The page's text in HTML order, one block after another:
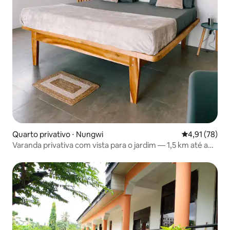
Quarto privativo ⋅ Nungwi 4,91 de uma
4,91 (78)
Varanda privativa com vista para o jardim — 1,5 km até a